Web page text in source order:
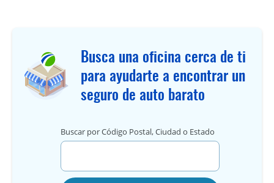
Busca una oficina cerca de ti
para ayudarte a encontrar un
seguro de auto barato
Buscar por Código Postal, Ciudad o Estado